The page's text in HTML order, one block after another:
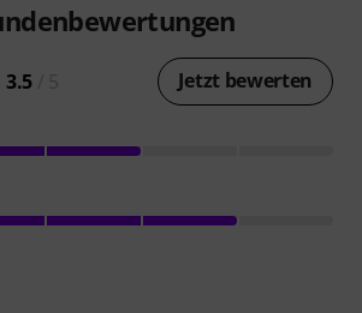
3.5 Jetzt bewerten